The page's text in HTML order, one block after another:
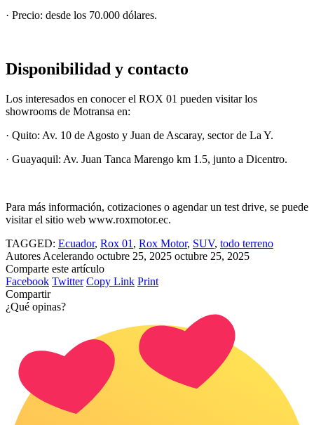
· Precio: desde los 70.000 dólares.
Disponibilidad y contacto
Los interesados en conocer el ROX 01 pueden visitar los
showrooms de Motransa en:
· Quito: Av. 10 de Agosto y Juan de Ascaray, sector de La Y.
· Guayaquil: Av. Juan Tanca Marengo km 1.5, junto a Dicentro.
Para más información, cotizaciones o agendar un test drive, se puede
visitar el sitio web www.roxmotor.ec.
TAGGED: Ecuador, Rox 01 , Rox Motor, SUV, todo terreno
Autores Acelerando octubre 25, 2025 octubre 25, 2025
Comparte este artículo
Facebook Twitter Copy Link Print
Compartir
¿Qué opinas?